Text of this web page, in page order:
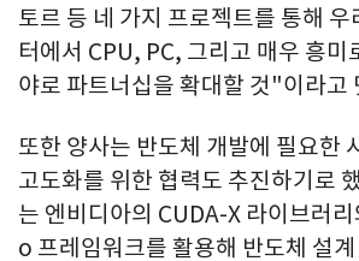
토르 등 네 가지 프로젝트를 통해
터에서 CPU, PC, 그리고 매우 흥미
야로 파트너십을 확대할 것"이라고
또한 양사는 반도체 개발에 필요한
고도화를 위한 협력도 추진하기로
는 엔비디아의 CUDA-X 라이브러
o 프레임워크를 활용해 반도체 설